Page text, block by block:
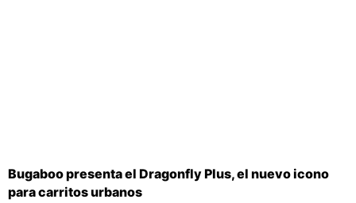
Bugaboo presenta el Dragonfly Plus, el nuevo icono
para carritos urbanos